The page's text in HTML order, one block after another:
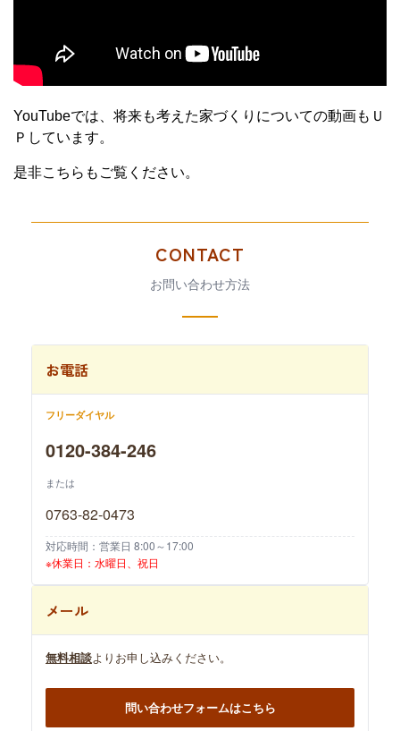
YouTubeでは、将来も考えた家づくりについての動画もＵ
Ｐしています。
是非こちらもご覧ください。
CONTACT
お問い合わせ方法
お電話
フリーダイヤル
0120-384-246
または
0763-82-0473
対応時間：営業日 8:00～17:00
※休業日：水曜日、祝日
メール
無料相談よりお申し込みください。
問い合わせフォームはこちら